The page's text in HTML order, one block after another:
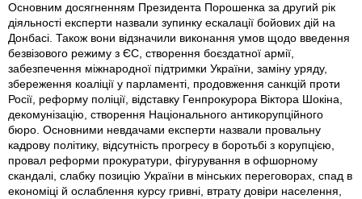
Основним досягненням Президента Порошенка за другий рік
діяльності експерти назвали зупинку ескалації бойових дій на
Донбасі. Також вони відзначили виконання умов щодо введення
безвізового режиму з ЄС, створення боєздатної армії,
забезпечення міжнародної підтримки України, заміну уряду,
збереження коаліції у парламенті, продовження санкцій проти
Росії, реформу поліції, відставку Генпрокурора Віктора Шокіна,
декомунізацію, створення Національного антикорупційного
бюро. Основними невдачами експерти назвали провальну
кадрову політику, відсутність прогресу в боротьбі з корупцією,
провал реформи прокуратури, фігурування в офшорному
скандалі, слабку позицію України в мінських переговорах, спад в
економіці й ослаблення курсу гривні, втрату довіри населення,